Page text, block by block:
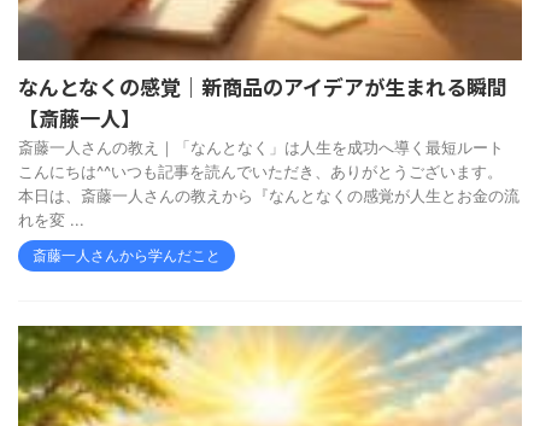
なんとなくの感覚｜新商品のアイデアが生まれる瞬間
【斎藤一人】
斎藤一人さんの教え｜「なんとなく」は人生を成功へ導く最短ルート
こんにちは^^いつも記事を読んでいただき、ありがとうございます。
本日は、斎藤一人さんの教えから『なんとなくの感覚が人生とお金の流
れを変 ...
斎藤一人さんから学んだこと